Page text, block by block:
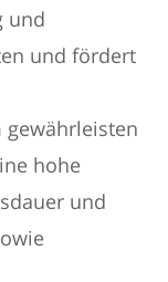
und
und fördert
gewährleisten
hohe
und